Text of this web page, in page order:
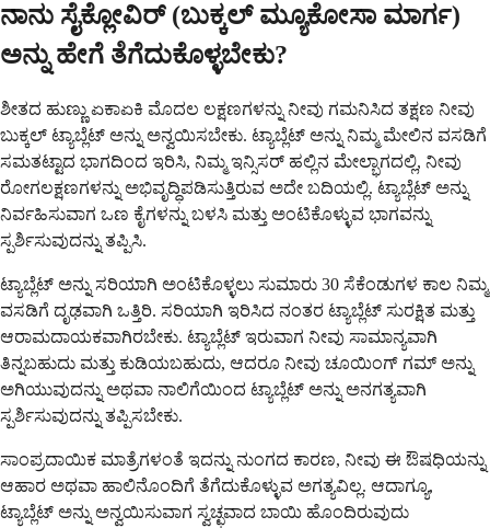
ನಾನು ಸೈಕ್ಲೋವಿರ್ (ಬುಕ್ಕಲ್ ಮ್ಯೂಕೋಸಾ ಮಾರ್ಗ)
ಅನ್ನು ಹೇಗೆ ತೆಗೆದುಕೊಳ್ಳಬೇಕು?
ಶೀತದ ಹುಣ್ಣು ಏಕಾಏಕಿ ಮೊದಲ ಲಕ್ಷಣಗಳನ್ನು ನೀವು ಗಮನಿಸಿದ ತಕ್ಷಣ ನೀವು
ಬುಕ್ಕಲ್ ಟ್ಯಾಬ್ಲೆಟ್ ಅನ್ನು ಅನ್ವಯಿಸಬೇಕು. ಟ್ಯಾಬ್ಲೆಟ್ ಅನ್ನು ನಿಮ್ಮ ಮೇಲಿನ ವಸಡಿಗೆ
ಸಮತಟ್ಟಾದ ಭಾಗದಿಂದ ಇರಿಸಿ, ನಿಮ್ಮ ಇನ್ಸಿಸರ್ ಹಲ್ಲಿನ ಮೇಲ್ಭಾಗದಲ್ಲಿ, ನೀವು
ರೋಗಲಕ್ಷಣಗಳನ್ನು ಅಭಿವೃದ್ಧಿಪಡಿಸುತ್ತಿರುವ ಅದೇ ಬದಿಯಲ್ಲಿ. ಟ್ಯಾಬ್ಲೆಟ್ ಅನ್ನು
ನಿರ್ವಹಿಸುವಾಗ ಒಣ ಕೈಗಳನ್ನು ಬಳಸಿ ಮತ್ತು ಅಂಟಿಕೊಳ್ಳುವ ಭಾಗವನ್ನು
ಸ್ಪರ್ಶಿಸುವುದನ್ನು ತಪ್ಪಿಸಿ.
ಟ್ಯಾಬ್ಲೆಟ್ ಅನ್ನು ಸರಿಯಾಗಿ ಅಂಟಿಕೊಳ್ಳಲು ಸುಮಾರು 30 ಸೆಕೆಂಡುಗಳ ಕಾಲ ನಿಮ್ಮ
ವಸಡಿಗೆ ದೃಢವಾಗಿ ಒತ್ತಿರಿ. ಸರಿಯಾಗಿ ಇರಿಸಿದ ನಂತರ ಟ್ಯಾಬ್ಲೆಟ್ ಸುರಕ್ಷಿತ ಮತ್ತು
ಆರಾಮದಾಯಕವಾಗಿರಬೇಕು. ಟ್ಯಾಬ್ಲೆಟ್ ಇರುವಾಗ ನೀವು ಸಾಮಾನ್ಯವಾಗಿ
ತಿನ್ನಬಹುದು ಮತ್ತು ಕುಡಿಯಬಹುದು, ಆದರೂ ನೀವು ಚೂಯಿಂಗ್ ಗಮ್ ಅನ್ನು
ಅಗಿಯುವುದನ್ನು ಅಥವಾ ನಾಲಿಗೆಯಿಂದ ಟ್ಯಾಬ್ಲೆಟ್ ಅನ್ನು ಅನಗತ್ಯವಾಗಿ
ಸ್ಪರ್ಶಿಸುವುದನ್ನು ತಪ್ಪಿಸಬೇಕು.
ಸಾಂಪ್ರದಾಯಿಕ ಮಾತ್ರೆಗಳಂತೆ ಇದನ್ನು ನುಂಗದ ಕಾರಣ, ನೀವು ಈ ಔಷಧಿಯನ್ನು
ಆಹಾರ ಅಥವಾ ಹಾಲಿನೊಂದಿಗೆ ತೆಗೆದುಕೊಳ್ಳುವ ಅಗತ್ಯವಿಲ್ಲ. ಆದಾಗ್ಯೂ,
ಟ್ಯಾಬ್ಲೆಟ್ ಅನ್ನು ಅನ್ವಯಿಸುವಾಗ ಸ್ವಚ್ಛವಾದ ಬಾಯಿ ಹೊಂದಿರುವುದು